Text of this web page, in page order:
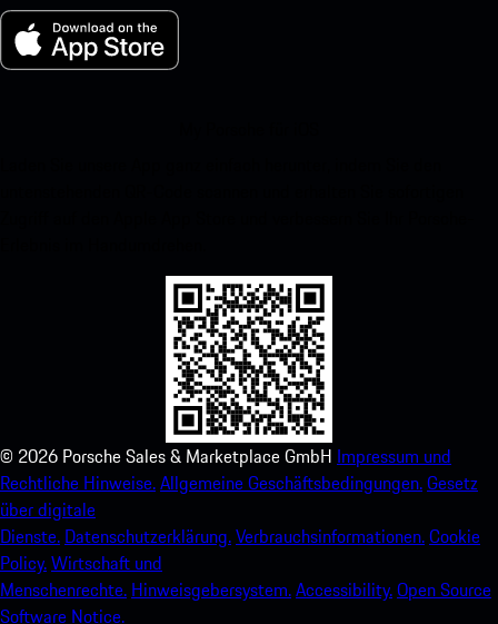
© 2026 Porsche Sales & Marketplace GmbH Impressum und
Rechtliche Hinweise.Allgemeine Geschäftsbedingungen.Gesetz
über digitale
Dienste. Datenschutzerklärung.Verbrauchsinformationen.Cookie
Policy.Wirtschaft und
Menschenrechte. Hinweisgebersystem.Accessibility.Open Source
Software Notice.